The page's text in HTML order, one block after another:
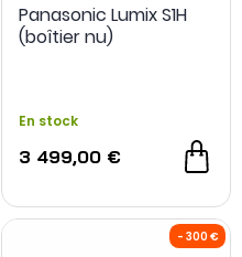
Panasonic Lumix S1H
(boîtier nu)
En stock
3 499,00 €